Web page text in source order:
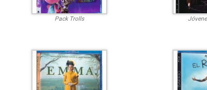
Pack Trolls